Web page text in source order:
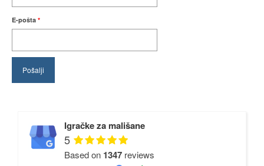
E-pošta *
Igračke za mališane
5
Based on 1347 reviews